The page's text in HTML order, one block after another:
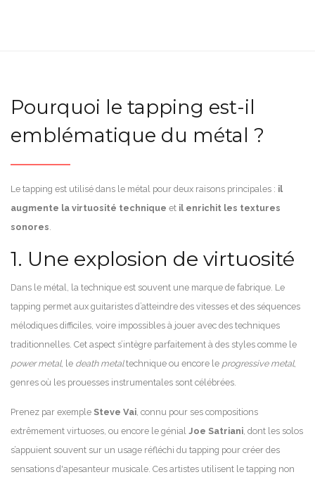
Pourquoi le tapping est-il
emblématique du métal ?
Le tapping est utilisé dans le métal pour deux raisons principales : il
augmente la virtuosité technique et il enrichit les textures
sonores
1. Une explosion de virtuosité
Dans le métal, la technique est souvent une marque de fabrique. Le
tapping permet aux guitaristes d’atteindre des vitesses et des séquences
mélodiques difficiles, voire impossibles à jouer avec des techniques
traditionnelles. Cet aspect s’intègre parfaitement à des styles comme le
power metal, le death metaltechnique ou encore le progressive metal,
genres où les prouesses instrumentales sont célébrées.
Prenez par exemple Steve Vai , connu pour ses compositions
extrêmement virtuoses, ou encore le génial Joe Satriani , dont les solos
s’appuient souvent sur un usage réfléchi du tapping pour créer des
sensations d'apesanteur musicale. Ces artistes utilisent le tapping non